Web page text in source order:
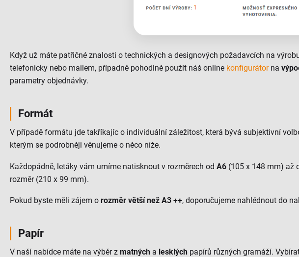
Když už máte patřičné znalosti o technických a designových požadavcích na
telefonicky nebo mailem, případně pohodlně použít náš online konfigurátor na
parametry objednávky.
Formát
V případě formátu jde takříkajíc o individuální záležitost, která bývá subjektivní
kterým se podrobněji věnujeme o něco níže.
Každopádně, letáky vám umíme natisknout v rozměrech od A6 (105 x 148 mm) až
rozměr (210 x 99 mm).
Pokud byste měli zájem o rozměr větší než A3 ++, doporučujeme nahlédnout do
Papír
V naší nabídce máte na výběr z matných a lesklých papírů různých gramáží.